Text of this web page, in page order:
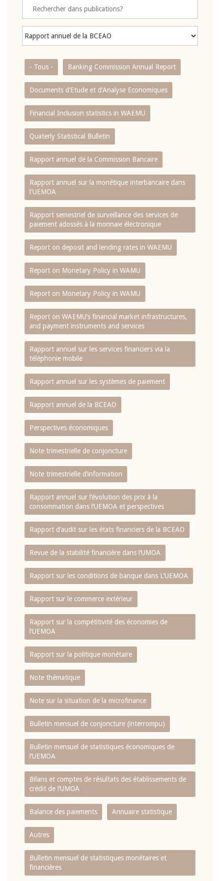
- Tous - Banking Commission Annual Report
Documents d’Etude et d’Analyse Economiques
Financial Inclusion statistics in WAEMU
Quaterly Statistical Bulletin
Rapport annuel de la Commission Bancaire
Rapport annuel sur la monétique interbancaire dans
l'UEMOA
Rapport semestriel de surveillance des services de
paiement adossés à la monnaie électronique
Report on deposit and lending rates in WAEMU
Report on Monetary Policy in WAMU
Report on Monetary Policy in WAMU
Report on WAEMU’s financial market infrastructures,
and payment instruments and services
Rapport annuel sur les services financiers via la
téléphonie mobile
Rapport annuel sur les systèmes de paiement
Rapport annuel de la BCEAO
Perspectives économiques
Note trimestrielle de conjoncture
Note trimestrielle d‘information
Rapport annuel sur l‘évolution des prix à la
consommation dans l‘UEMOA et perspectives
Rapport d‘audit sur les états financiers de la BCEAO
Revue de la stabilité financière dans l‘UMOA
Rapport sur les conditions de banque dans L‘UEMOA
Rapport sur le commerce extérieur
Rapport sur la compétitivité des économies de
l‘UEMOA
Rapport sur la politique monétaire
Note thématique
Note sur la situation de la microfinance
Bulletin mensuel de conjoncture (interrompu)
Bulletin mensuel de statistiques économiques de
l‘UEMOA
Bilans et comptes de résultats des établissements de
crédit de l‘UMOA
Balance des paiements Annuaire statistique
Autres
Bulletin mensuel de statistiques monétaires et
financières